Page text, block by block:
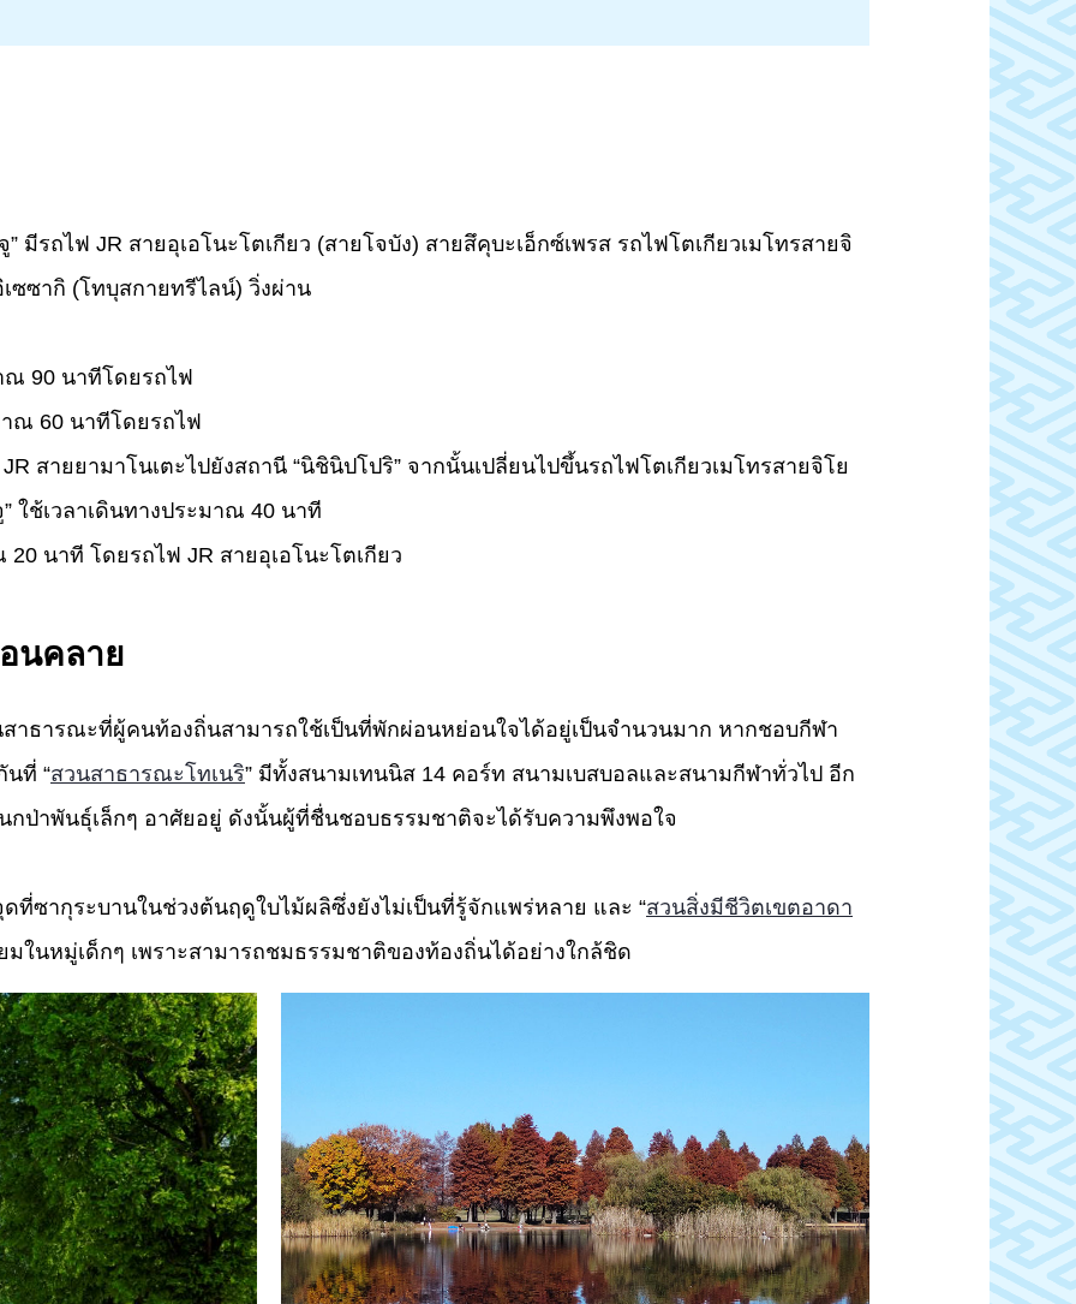
มีรถไฟ JR สายอุเอโนะโตเกียว (สายโจบัง) สายสึคุบะเอ็กซ์เพรส รถไฟโตเกียวเมโทรสายจิ
ซซากิ (โทบุสกายทรีไลน์) วิ่งผ่าน
ณ 90 นาทีโดยรถไฟ
าณ 60 นาทีโดยรถไฟ
สายยามาโนเตะไปยังสถานี “นิชินิปโปริ” จากนั้นเปลี่ยนไปขึ้นรถไฟโตเกียวเมโทรสายจิโย
ใช้เวลาเดินทางประมาณ 40 นาที
นาที โดยรถไฟ JR สายอุเอโนะโตเกียว
นคลาย
าธารณะที่ผู้คนท้องถิ่นสามารถใช้เป็นที่พักผ่อนหย่อนใจได้อยู่เป็นจำนวนมาก หากชอบกีฬา
นที่ “สวนสาธารณะโทเนริ” มีทั้งสนามเทนนิส 14 คอร์ท สนามเบสบอลและสนามกีฬาทั่วไป อีก
กป่าพันธุ์เล็กๆ อาศัยอยู่ ดังนั้นผู้ที่ชื่นชอบธรรมชาติจะได้รับความพึงพอใจ
ดที่ซากุระบานในช่วงต้นฤดูใบไม้ผลิซึ่งยังไม่เป็นที่รู้จักแพร่หลาย และ “สวนสิ่งมีชีวิตเขตอาดา
ในหมู่เด็กๆ เพราะสามารถชมธรรมชาติของท้องถิ่นได้อย่างใกล้ชิด